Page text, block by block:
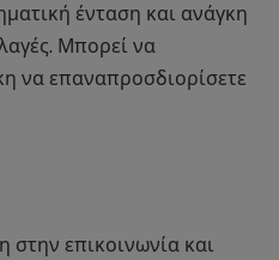
ένταση και ανάγκη
Μπορεί να
να επαναπροσδιορίσετε
στην επικοινωνία και